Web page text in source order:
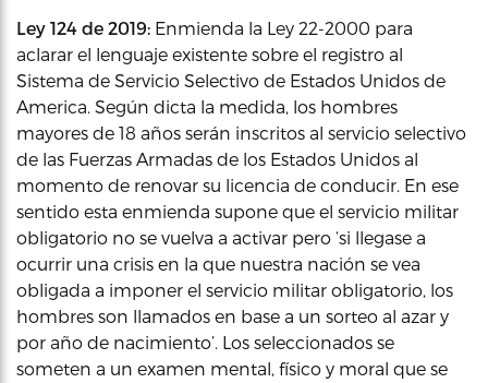
Ley 124 de 2019: Enmienda la Ley 22-2000 para
aclarar el lenguaje existente sobre el registro al
Sistema de Servicio Selectivo de Estados Unidos de
America. Según dicta la medida, los hombres
mayores de 18 años serán inscritos al servicio selectivo
de las Fuerzas Armadas de los Estados Unidos al
momento de renovar su licencia de conducir. En ese
sentido esta enmienda supone que el servicio militar
obligatorio no se vuelva a activar pero​​​​​​ ‘si llegase a
ocurrir una crisis en la que nuestra nación se vea
obligada a imponer el servicio militar obligatorio, los
hombres son llamados en base a un sorteo al azar y
por año de nacimiento’. Los seleccionados se
someten a un examen mental, físico y moral que se